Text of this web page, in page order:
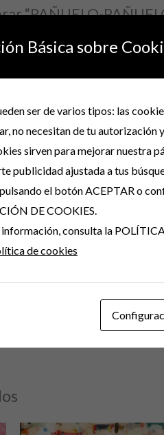
“PAÑUELO-
no será publicada.
y web en este
Básica sobre
ser de varios tipos: las
no necesitan de tu autorización
sirven para mejorar nuestra
publicidad ajustada a tus
el botón ACEPTAR o
DE COOKIES.
información, consulta la
de cookies